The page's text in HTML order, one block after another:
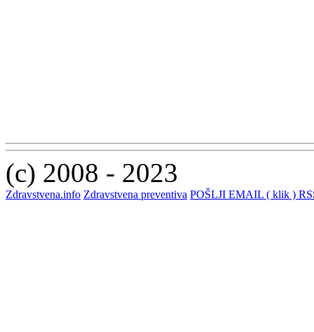
(c) 2008 - 2023
Zdravstvena.info Zdravstvena preventiva POŠLJI EMAIL ( klik )